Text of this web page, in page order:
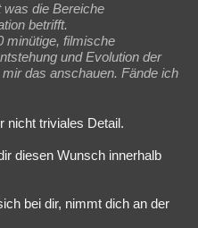
die Bereiche
betrifft.
minütige, filmische
und Evolution der
das anschauen. Fände ich
nicht triviales Detail.
diesen Wunsch innerhalb
bei dir, nimmt dich an der